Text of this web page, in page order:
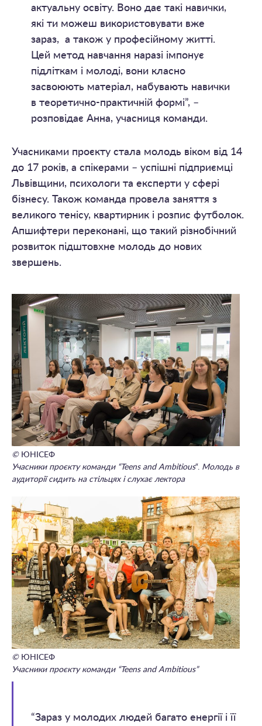
актуальну освіту. Воно дає такі навички,
які ти можеш використовувати вже
зараз, а також у професійному житті.
Цей метод навчання наразі імпонує
підліткам і молоді, вони класно
засвоюють матеріал, набувають навички
в теоретично-практичній формі”, –
розповідає Анна, учасниця команди.
Учасниками проєкту стала молодь віком від 14
до 17 років, а спікерами – успішні підприємці
Львівщини, психологи та експерти у сфері
бізнесу. Також команда провела заняття з
великого тенісу, квартирник і розпис футболок.
Апшифтери переконані, що такий різнобічний
розвиток підштовхне молодь до нових
звершень.
© ЮНІСЕФ
Учасники проєкту команди “Teens and Ambitious“. Молодь в
аудиторії сидить на стільцях і слухає лектора
© ЮНІСЕФ
Учасники проєкту команди “Teens and Ambitious”
“Зараз у молодих людей багато енергії і її